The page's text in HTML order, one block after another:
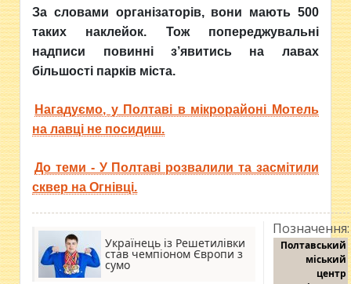
За словами організаторів, вони мають 500
таких наклейок. Тож попереджувальні
надписи повинні з’явитись на лавах
більшості парків міста.
Нагадуємо, у Полтаві в мікрорайоні Мотель
на лавці не посидиш.
До теми - У Полтаві розвалили та засмітили
сквер на Огнівці.
Українець із Решетилівки
став чемпіоном Європи з
сумо
Позначення:
Полтавський
міський
центр